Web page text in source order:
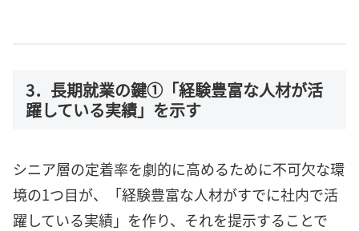
3．長期就業の鍵①「経験豊富な人材が活
躍している実績」を示す
シニア層の定着率を劇的に高めるために不可欠な環
境の1つ目が、「経験豊富な人材がすでに社内で活
躍している実績」を作り、それを提示することで